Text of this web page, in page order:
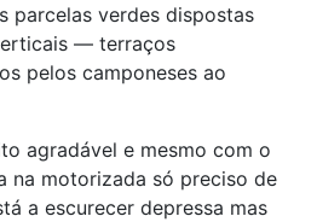
parcelas verdes dispostas
— terraços
pelos camponeses ao
agradável e mesmo com o
na motorizada só preciso de
a escurecer depressa mas